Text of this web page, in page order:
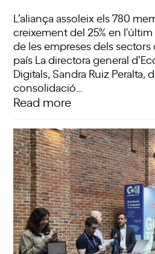
L’aliança assoleix els 780
creixement del 25% en l'últim
de les empreses dels
país La directora general
Digitals, Sandra Ruiz Peralta,
consolidació…
Read more